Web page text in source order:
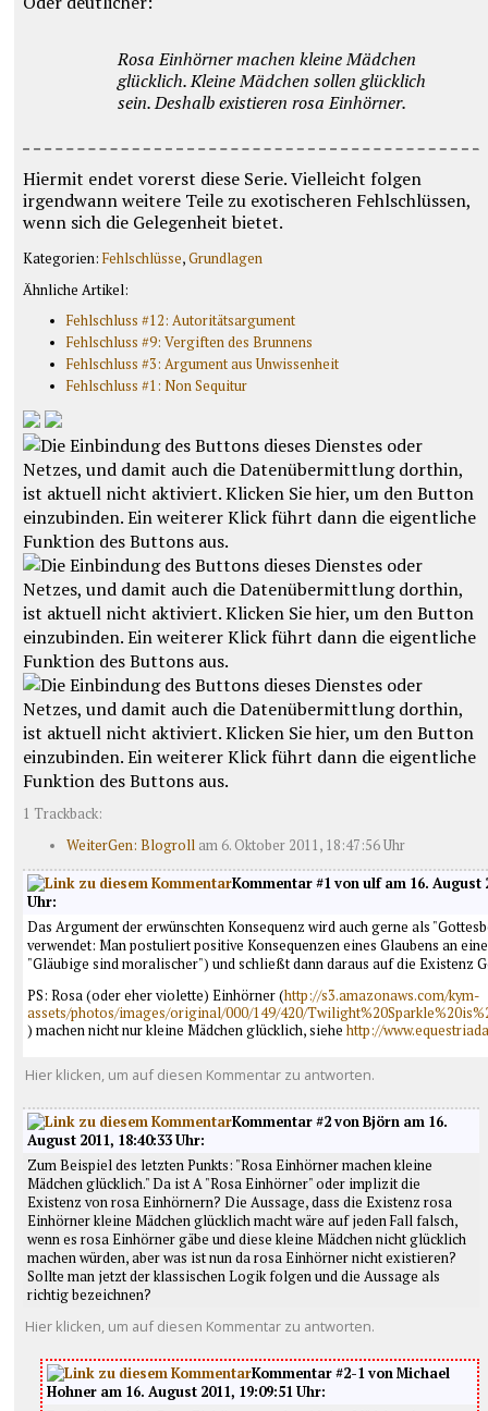
Rosa Einhörner machen kleine Mädchen
glücklich. Kleine Mädchen sollen glücklich
sein. Deshalb existieren rosa Einhörner.
Hiermit endet vorerst diese Serie. Vielleicht folgen
irgendwann weitere Teile zu exotischeren Fehlschlüssen,
wenn sich die Gelegenheit bietet.
Kategorien: Fehlschlüsse,Grundlagen
Ähnliche Artikel:
Fehlschluss #12: Autoritätsargument
Fehlschluss #9: Vergiften des Brunnens
Fehlschluss #3: Argument aus Unwissenheit
Fehlschluss #1: Non Sequitur
1 Trackback:
WeiterGen: Blogrollam 6. Oktober 2011, 18:47:56 Uhr
Kommentar #1 von ulf am 16. August
Uhr:
Das Argument der erwünschten Konsequenz wird auch gerne als
verwendet: Man postuliert positive Konsequenzen eines Glaubens an
"Gläubige sind moralischer") und schließt dann daraus auf die Existenz
PS: Rosa (oder eher violette) Einhörner (http://s3.amazonaws.com/kym-
assets/photos/images/original/000/149/420/
) machen nicht nur kleine Mädchen glücklich, siehe http://
Hier klicken, um auf diesen Kommentar zu antworten.
Kommentar #2 von Björn am 16.
August 2011, 18:40:33 Uhr:
Zum Beispiel des letzten Punkts: "Rosa Einhörner machen kleine
Mädchen glücklich." Da ist A "Rosa Einhörner" oder implizit die
Existenz von rosa Einhörnern? Die Aussage, dass die Existenz rosa
Einhörner kleine Mädchen glücklich macht wäre auf jeden Fall falsch,
wenn es rosa Einhörner gäbe und diese kleine Mädchen nicht glücklich
machen würden, aber was ist nun da rosa Einhörner nicht existieren?
Sollte man jetzt der klassischen Logik folgen und die Aussage als
richtig bezeichnen?
Hier klicken, um auf diesen Kommentar zu antworten.
Kommentar #2-1 von Michael
Hohner am 16. August 2011, 19:09:51 Uhr: